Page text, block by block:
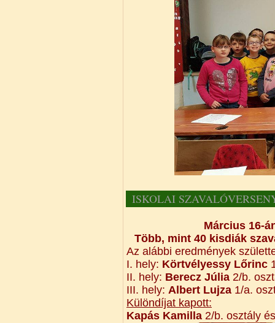
ISKOLAI
Március 16-
Több, mint 40 kisdiák
Az alábbi eredmények
I. hely: Körtvélyessy Lőrinc
II. hely: Berecz Júlia 2/b.
III. hely: Albert Lujza 1/a.
Különdíjat kapott:
Kapás Kamilla 2/b. osztály